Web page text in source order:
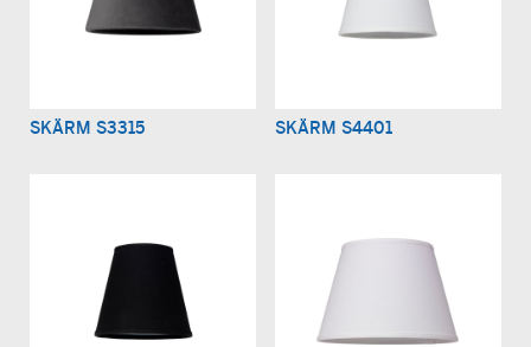
SKÄRM S3315 SKÄRM S4401